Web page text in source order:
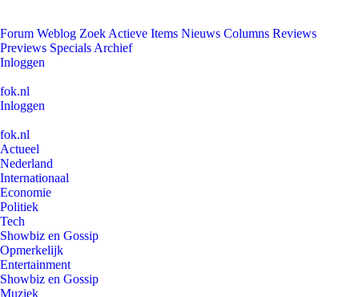
Forum Weblog Zoek Actieve Items Nieuws Columns Reviews
Previews Specials Archief
Inloggen
fok.nl
Inloggen
fok.nl
Actueel
Nederland
Internationaal
Economie
Politiek
Tech
Showbiz en Gossip
Opmerkelijk
Entertainment
Showbiz en Gossip
Muziek